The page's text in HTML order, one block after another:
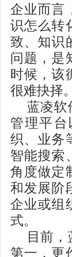
企业而言
识怎么转
致、知识
问题，是
时候，该
很难抉择。
蓝凌软
管理平
织、业务
智能搜索
角度做定
和发展阶
企业或组
式。
目前
第一，更